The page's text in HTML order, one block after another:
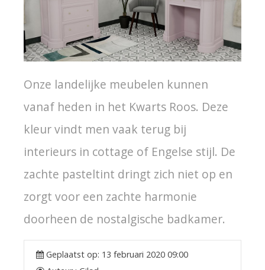
Onze landelijke meubelen kunnen
vanaf heden in het Kwarts Roos. Deze
kleur vindt men vaak terug bij
interieurs in cottage of Engelse stijl. De
zachte pasteltint dringt zich niet op en
zorgt voor een zachte harmonie
doorheen de nostalgische badkamer.
Geplaatst op: 13 februari 2020 09:00